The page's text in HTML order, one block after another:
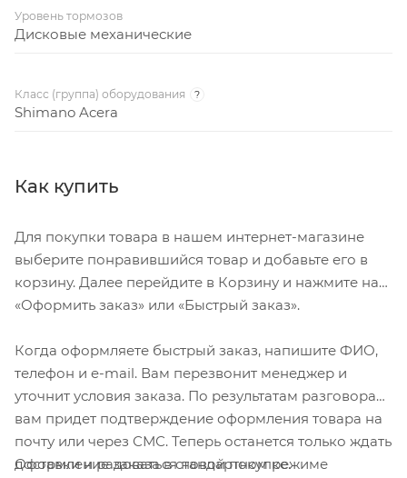
Уровень тормозов
Дисковые механические
Класс (группа) оборудования ?
Shimano Acera
Как купить
Для покупки товара в нашем интернет-магазине
выберите понравившийся товар и добавьте его в
корзину. Далее перейдите в Корзину и нажмите на
«Оформить заказ» или «Быстрый заказ».
Когда оформляете быстрый заказ, напишите ФИО,
телефон и e-mail. Вам перезвонит менеджер и
уточнит условия заказа. По результатам разговора
вам придет подтверждение оформления товара на
почту или через СМС. Теперь останется только ждать
доставки и радоваться новой покупке.
Оформление заказа в стандартном режиме